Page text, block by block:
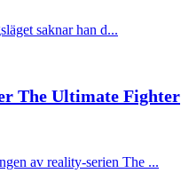
saknar han d...
The Ultimate Fighter
av reality-serien The ...